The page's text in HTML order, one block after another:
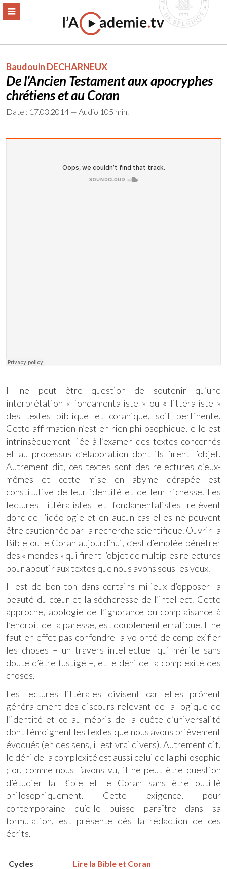
Aller
MENU
Baudouin DECHARNEUX
De l’Ancien Testament aux apocryphes
chrétiens et au Coran
Date : 17.03.2014 — Audio 105 min.
Il ne peut être question de soutenir qu’une
interprétation « fondamentaliste » ou « littéraliste »
des textes biblique et coranique, soit pertinente.
Cette affirmation n’est en rien philosophique, elle est
intrinsèquement liée à l’examen des textes concernés
et au processus d’élaboration dont ils firent l’objet.
Autrement dit, ces textes sont des relectures d’eux-
mêmes et cette mise en abyme dérapée est
constitutive de leur identité et de leur richesse. Les
lectures littéralistes et fondamentalistes relèvent
donc de l’idéologie et en aucun cas elles ne peuvent
être cautionnée par la recherche scientifique. Ouvrir la
Bible ou le Coran aujourd’hui, c’est d’emblée pénétrer
des « mondes » qui firent l’objet de multiples relectures
pour aboutir aux textes que nous avons sous les yeux.
Il est de bon ton dans certains milieux d’opposer la
beauté du cœur et la sécheresse de l’intellect. Cette
approche, apologie de l’ignorance ou complaisance à
l’endroit de la paresse, est doublement erratique. Il ne
faut en effet pas confondre la volonté de complexifier
les choses – un travers intellectuel qui mérite sans
doute d’être fustigé –, et le déni de la complexité des
choses.
Les lectures littérales divisent car elles prônent
généralement des discours relevant de la logique de
l’identité et ce au mépris de la quête d’universalité
dont témoignent les textes que nous avons brièvement
évoqués (en des sens, il est vrai divers). Autrement dit,
le déni de la complexité est aussi celui de la philosophie
; or, comme nous l’avons vu, il ne peut être question
d’étudier la Bible et le Coran sans être outillé
philosophiquement. Cette exigence, pour
contemporaine qu’elle puisse paraître dans sa
formulation, est présente dès la rédaction de ces
écrits.
Cycles
Lire la Bible et Coran